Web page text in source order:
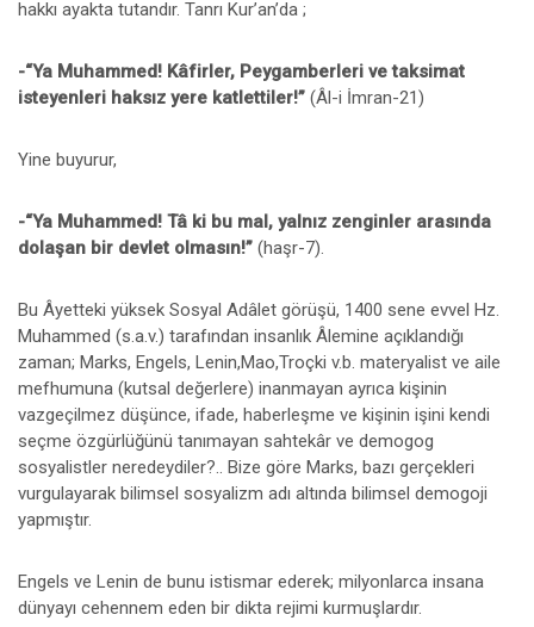
hakkı ayakta tutandır. Tanrı Kur’an’da ;
-“Ya Muhammed! Kâfirler, Peygamberleri ve taksimat
isteyenleri haksız yere katlettiler!” (Âl-i İmran-21)
Yine buyurur,
-“Ya Muhammed! Tâ ki bu mal, yalnız zenginler arasında
dolaşan bir devlet olmasın!” (haşr-7).
Bu Âyetteki yüksek Sosyal Adâlet görüşü, 1400 sene evvel Hz.
Muhammed (s.a.v.) tarafından insanlık Âlemine açıklandığı
zaman; Marks, Engels, Lenin,Mao,Troçki v.b. materyalist ve aile
mefhumuna (kutsal değerlere) inanmayan ayrıca kişinin
vazgeçilmez düşünce, ifade, haberleşme ve kişinin işini kendi
seçme özgürlüğünü tanımayan sahtekâr ve demogog
sosyalistler neredeydiler?.. Bize göre Marks, bazı gerçekleri
vurgulayarak bilimsel sosyalizm adı altında bilimsel demogoji
yapmıştır.
Engels ve Lenin de bunu istismar ederek; milyonlarca insana
dünyayı cehennem eden bir dikta rejimi kurmuşlardır.